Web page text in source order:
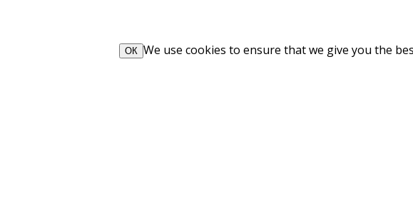
We use cookies to ensure that we give you the
ОК